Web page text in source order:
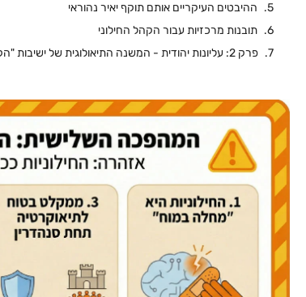
ההיבטים העיקריים אותם תוקף יאיר נהוראי
תובנות מרכזיות עבור הקהל החילוני
פרק 2: עליונות יהודית - המשנה התיאולוגית של ישיבות "הקו"